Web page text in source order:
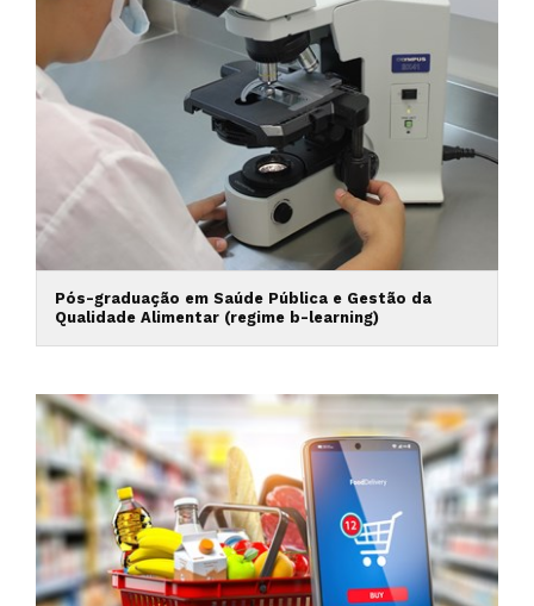
Pós-graduação em Saúde Pública e Gestão da
Qualidade Alimentar (regime b-learning)